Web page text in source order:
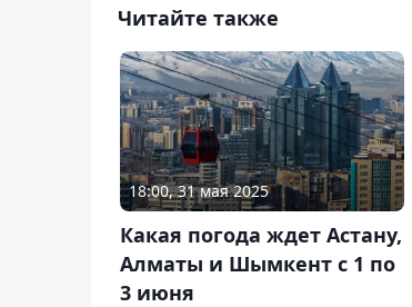
Читайте также
18:00, 31 мая 2025
Какая погода ждет Астану,
Алматы и Шымкент с 1 по
3 июня